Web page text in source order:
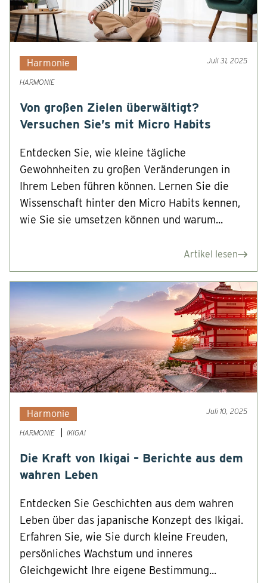
Harmonie Juli 31, 2025
HARMONIE
Von großen Zielen überwältigt?
Versuchen Sie’s mit Micro Habits
Entdecken Sie, wie kleine tägliche
Gewohnheiten zu großen Veränderungen in
Ihrem Leben führen können. Lernen Sie die
Wissenschaft hinter den Micro Habits kennen,
wie Sie sie umsetzen können und warum...
Artikel lesen
Harmonie Juli 10, 2025
HARMONIE IKIGAI
Die Kraft von Ikigai – Berichte aus dem
wahren Leben
Entdecken Sie Geschichten aus dem wahren
Leben über das japanische Konzept des Ikigai.
Erfahren Sie, wie Sie durch kleine Freuden,
persönliches Wachstum und inneres
Gleichgewicht Ihre eigene Bestimmung...